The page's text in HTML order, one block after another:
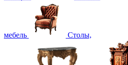
мебель Столы,